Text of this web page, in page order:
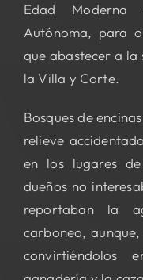
Edad Moderna
Autónoma, para
que abastecer a la
la Villa y Corte.
Bosques de
relieve
en los lugares
dueños no
reportaban la
carboneo,
convirtiéndolos